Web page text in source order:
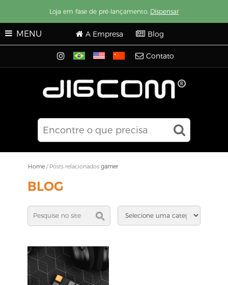
Loja em fase de pré-lançamento. Dispensar
MENU A Empresa Blog
Contato
Home / Posts relacionados gamer
BLOG